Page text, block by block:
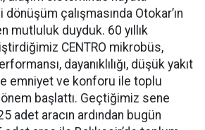
çalışmasında Otokar’ın
mutluluk duyduk. 60 yıllık
CENTRO mikrobüs,
dayanıklılığı, düşük yakıt
emniyet ve konforu ile toplu
başlattı. Geçtiğimiz sene
adet aracın ardından bugün